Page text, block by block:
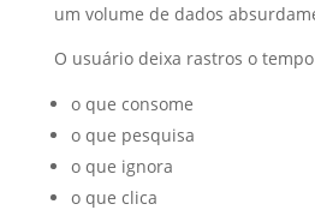
um volume de dados
O usuário deixa rastros o
o que consome
o que pesquisa
o que ignora
o que clica